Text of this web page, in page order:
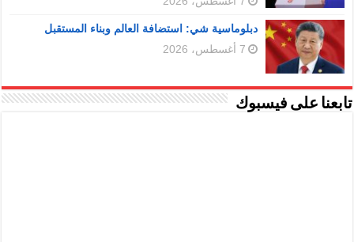
دبلوماسية شي: استضافة العالم وبناء المستقبل
7 أغسطس، 2026
تابعنا على فيسبوك